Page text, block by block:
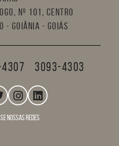
nº 101, Centro
- Goiânia - Goiás
3093-4303
nossas redes